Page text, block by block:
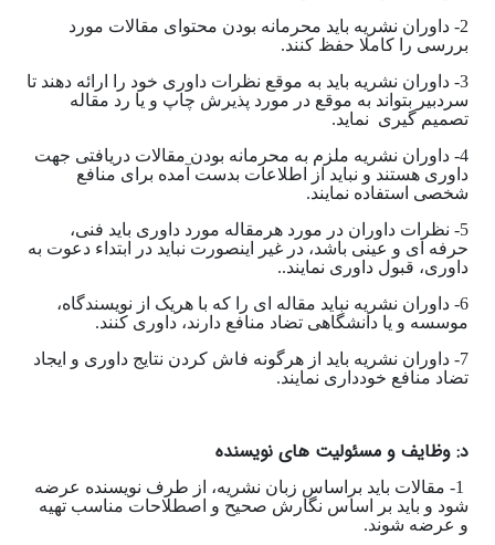
2- داوران نشریه باید محرمانه بودن محتوای مقالات مورد
بررسی را کاملا حفظ کنند.
3- داوران نشریه باید به موقع نظرات داوری خود را ارائه دهند تا
سردبیر بتواند به موقع در مورد پذیرش چاپ و یا رد مقاله
تصمیم گیری نماید.
4- داوران نشریه ملزم به محرمانه بودن مقالات دریافتی جهت
داوری هستند و نباید از اطلاعات بدست آمده برای منافع
شخصی استفاده نمایند.
5- نظرات داوران در مورد هرمقاله مورد داوری باید فنی،
حرفه ای و عینی باشد، در غیر اینصورت نباید در ابتداء دعوت به
داوری، قبول داوری نمایند..
6- داوران نشریه نباید مقاله ای را که با هریک از نویسندگاه،
موسسه و یا دانشگاهی تضاد منافع دارند، داوری کنند.
7- داوران نشریه باید از هرگونه فاش کردن نتایج داوری و ایجاد
تضاد منافع خودداری نمایند.
د: وظایف و مسئولیت های نویسنده
1- مقالات باید براساس زبان نشریه، از طرف نویسنده عرضه
شود و باید بر اساس نگارش صحیح و اصطلاحات مناسب تهیه
و عرضه شوند.